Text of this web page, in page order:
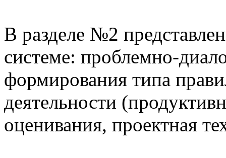
В разделе №2
системе: проблемно-
формирования типа
деятельности
оценивания, проектная